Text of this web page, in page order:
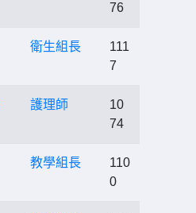
76
衛生組長
111
7
護理師
10
74
教學組長
110
0